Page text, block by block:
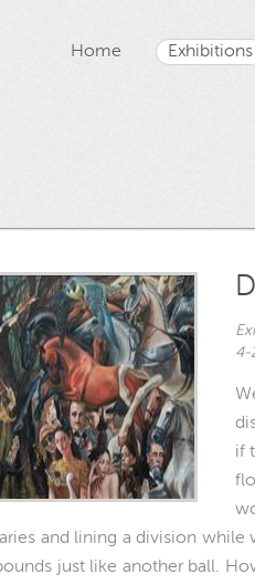
Home Exhibitions
4-
if
and lining a division
just like another ball.